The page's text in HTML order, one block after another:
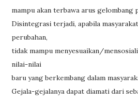
mampu akan terbawa arus gelombang
Disintegrasi terjadi, apabila
perubahan,
tidak mampu menyesuaikan/
nilai-nilai
baru yang berkembang dalam
Gejala-gejalanya dapat diamati dari